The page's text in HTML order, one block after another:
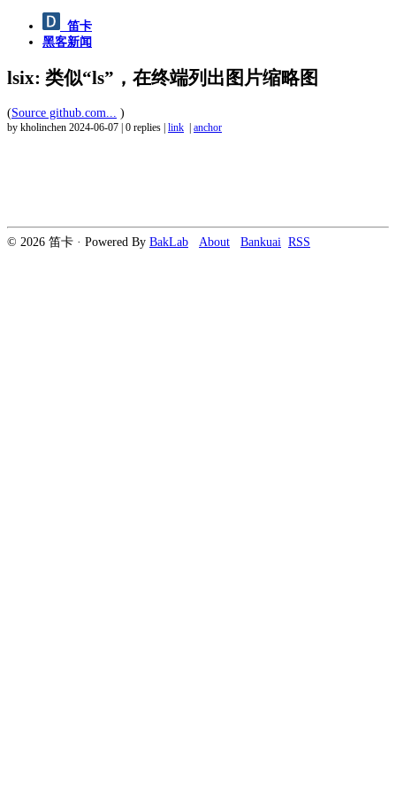
笛卡
黑客新闻
lsix: 类似“ls”，在终端列出图片缩略图
(Source github.com... )
by kholinchen 2024-06-07 0 replies link anchor
© 2026 笛卡 · Powered By BakLab About Bankuai RSS